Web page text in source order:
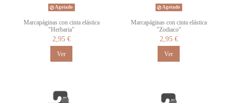
Agotado
Marcapáginas con cinta elástica
"Herbaria"
2,95 €
Ver
Agotado
Marcapáginas con cinta elástica
"Zodiaco"
2,95 €
Ver